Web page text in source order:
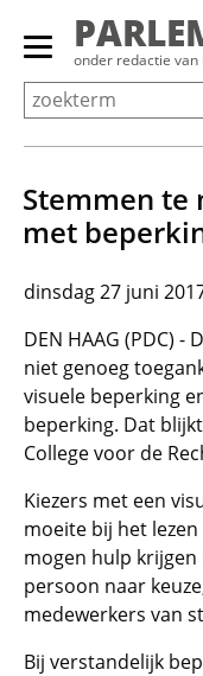
Overslaan
Primair
menu
tonen/verbergen
onder redactie van
Stemmen te
met
dinsdag 27 juni
DEN HAAG (PDC) -
niet genoeg
visuele beperking
beperking. Dat
College voor de
Kiezers met een
moeite bij het
mogen hulp
persoon naar
medewerkers van
Bij verstandelijk